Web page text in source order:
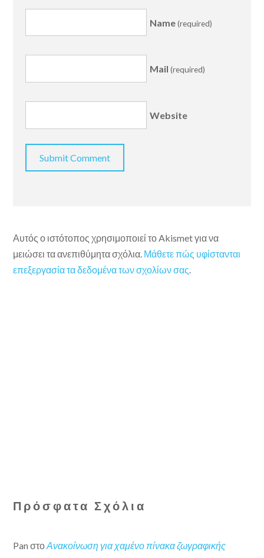
Name(required)
Mail (required)
Website
Αυτός ο ιστότοπος χρησιμοποιεί το Akismet για να
μειώσει τα ανεπιθύμητα σχόλια. Μάθετε πώς υφίστανται
επεξεργασία τα δεδομένα των σχολίων σας.
Πρόσφατα Σχόλια
Pan στοΑνακοίνωση για χαμένο πίνακα ζωγραφικής